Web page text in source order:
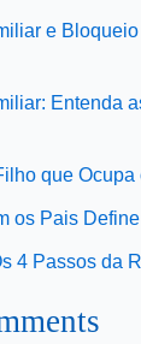
e
Entenda
que Ocupa
os Pais
4 Passos da